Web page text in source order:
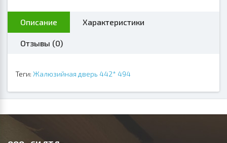
Описание Характеристики
Отзывы (0)
Теги: Жалюзийная дверь 442* 494